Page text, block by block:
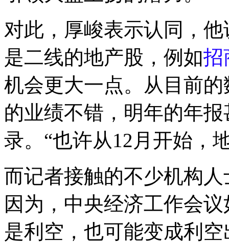
对此，厚峻表示认同，
是二线的地产股，例如招
机会更大一点。从目前
的业绩不错，明年的年
录。“也许从12月开始，
而记者接触的不少机构
因为，中央经济工作会
是利空，也可能变成利